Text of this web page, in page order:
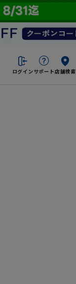
ログイン サポート店舗検索